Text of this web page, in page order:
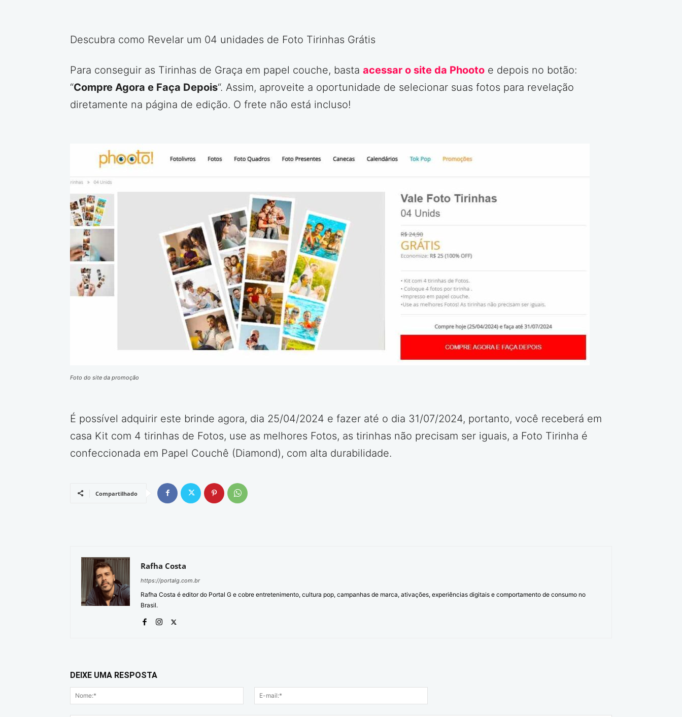
Descubra como Revelar um 04 unidades de Foto Tirinhas Grátis
Para conseguir as Tirinhas de Graça em papel couche, basta acessar o site da Phooto e depois no botão:
“Compre Agora e Faça Depois“. Assim, aproveite a oportunidade de selecionar suas fotos para revelação
diretamente na página de edição. O frete não está incluso!
Foto do site da promoção
É possível adquirir este brinde agora, dia 25/04/2024 e fazer até o dia 31/07/2024, portanto, você receberá em
casa Kit com 4 tirinhas de Fotos, use as melhores Fotos, as tirinhas não precisam ser iguais, a Foto Tirinha é
confeccionada em Papel Couchê (Diamond), com alta durabilidade.
Compartilhado
Rafha Costa
https://portalg.com.br
Rafha Costa é editor do Portal G e cobre entretenimento, cultura pop, campanhas de marca, ativações, experiências digitais e comportamento de consumo no
Brasil.
DEIXE UMA RESPOSTA
Nome:*
mail:*